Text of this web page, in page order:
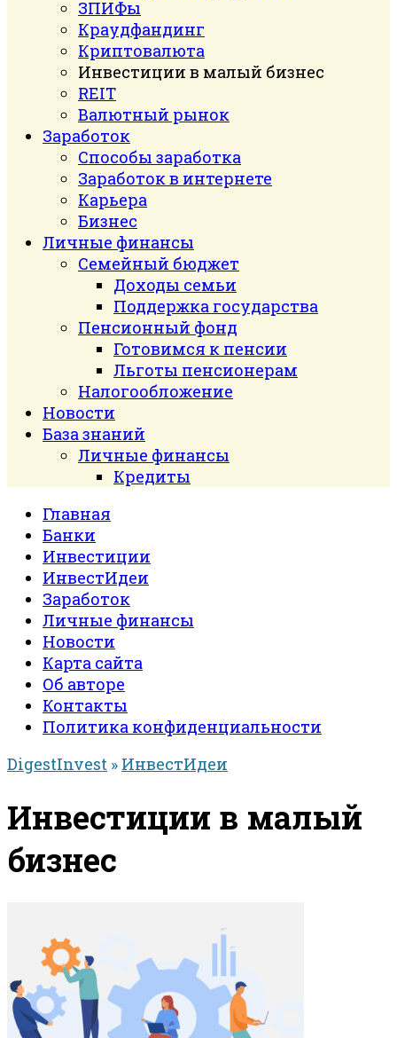
ЗПИФы
Краудфандинг
Криптовалюта
Инвестиции в малый бизнес
REIT
Валютный рынок
Заработок
Способы заработка
Заработок в интернете
Карьера
Бизнес
Личные финансы
Семейный бюджет
Доходы семьи
Поддержка государства
Пенсионный фонд
Готовимся к пенсии
Льготы пенсионерам
Налогообложение
Новости
База знаний
Личные финансы
Кредиты
Главная
Банки
Инвестиции
ИнвестИдеи
Заработок
Личные финансы
Новости
Карта сайта
Об авторе
Контакты
Политика конфиденциальности
DigestInvest » ИнвестИдеи
Инвестиции в малый
бизнес